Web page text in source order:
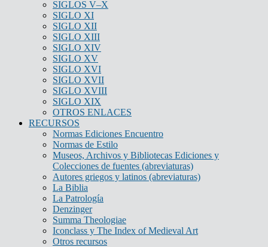
SIGLOS V–X
SIGLO XI
SIGLO XII
SIGLO XIII
SIGLO XIV
SIGLO XV
SIGLO XVI
SIGLO XVII
SIGLO XVIII
SIGLO XIX
OTROS ENLACES
RECURSOS
Normas Ediciones Encuentro
Normas de Estilo
Museos, Archivos y Bibliotecas Ediciones y
Colecciones de fuentes (abreviaturas)
Autores griegos y latinos (abreviaturas)
La Biblia
La Patrología
Denzinger
Summa Theologiae
Iconclass y The Index of Medieval Art
Otros recursos